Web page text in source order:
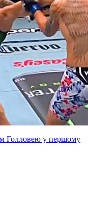
Голловею у першому